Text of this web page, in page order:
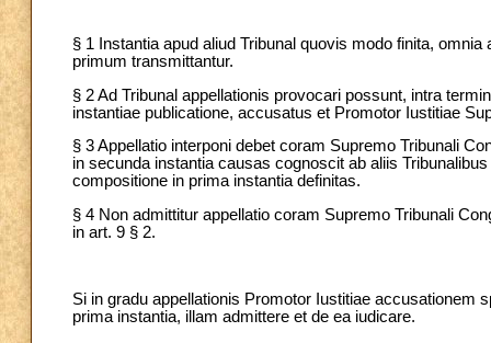
§ 1 Instantia apud aliud Tribunal quovis modo finita,
primum transmittantur.
§ 2 Ad Tribunal appellationis provocari possunt, intra
instantiae publicatione, accusatus et Promotor Iustitiae
§ 3 Appellatio interponi debet coram Supremo Tribunali
in secunda instantia causas cognoscit ab aliis
compositione in prima instantia definitas.
§ 4 Non admittitur appellatio coram Supremo Tribunali
in art. 9 § 2.
Si in gradu appellationis Promotor Iustitiae accusationem
prima instantia, illam admittere et de ea iudicare.